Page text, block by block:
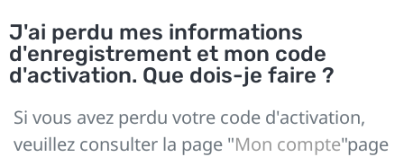
J'ai perdu mes informations
d'enregistrement et mon code
d'activation. Que dois-je faire ?
Si vous avez perdu votre code d'activation,
veuillez consulter la page "Mon compte"page